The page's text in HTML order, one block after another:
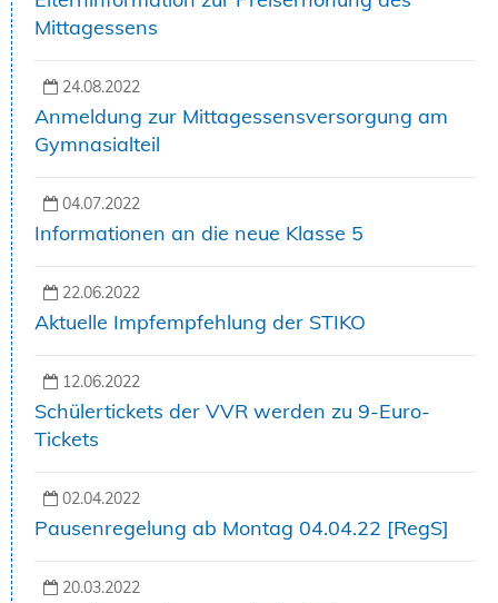
Mittagessens
24.08.2022
Anmeldung zur Mittagessensversorgung am
Gymnasialteil
04.07.2022
Informationen an die neue Klasse 5
22.06.2022
Aktuelle Impfempfehlung der STIKO
12.06.2022
Schülertickets der VVR werden zu 9-Euro-
Tickets
02.04.2022
Pausenregelung ab Montag 04.04.22 [RegS]
20.03.2022